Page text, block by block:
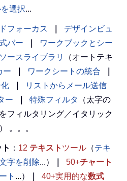
選択...
フォーカス
デザインビュ
バー
ワークブックとシー
ースライブラリ
（オートテキ
ー ワークシートの統合
リストからメール送信
ー 特殊フィルタ
（太字の
フィルタリング／イタリック
。。。
： 12 テキスト ツール （テキ
字を削除...） 50+チャート
ト ...） 40+実用的な数式